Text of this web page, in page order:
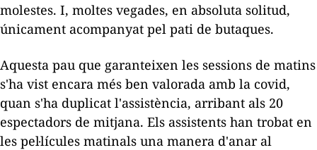
molestes. I, moltes vegades, en absoluta solitud,
únicament acompanyat pel pati de butaques.
Aquesta pau que garanteixen les sessions de matins
s'ha vist encara més ben valorada amb la covid,
quan s'ha duplicat l'assistència, arribant als 20
espectadors de mitjana. Els assistents han trobat en
les pel·lícules matinals una manera d'anar al